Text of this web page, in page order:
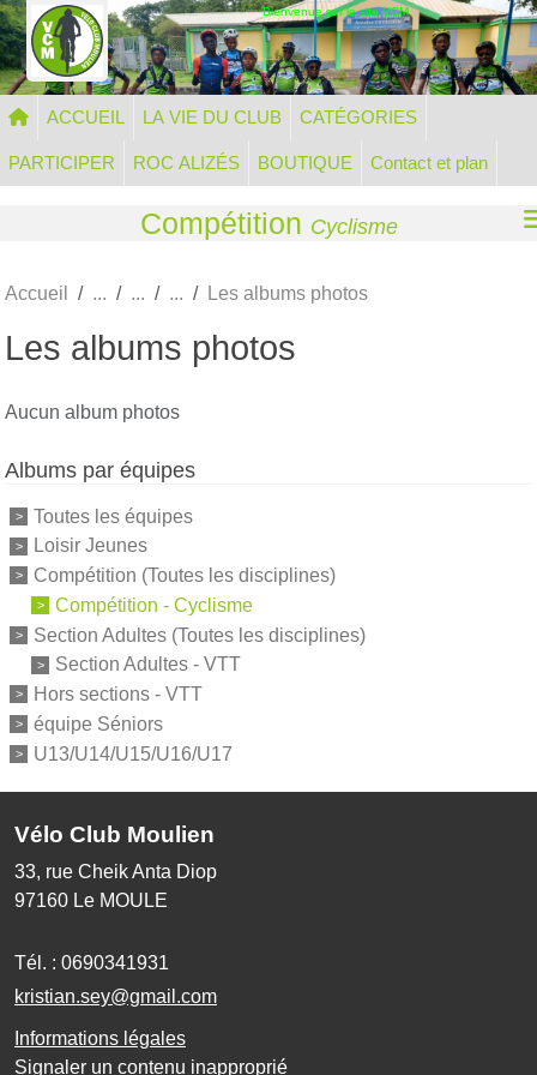
Bienvenue sur le site VCM
ACCUEIL LA VIE DU CLUB CATÉGORIES
PARTICIPER ROC ALIZÉS BOUTIQUE Contact et plan
Compétition Cyclisme
Accueil Les albums photos
Les albums photos
Aucun album photos
Albums par équipes
Toutes les équipes
Loisir Jeunes
Compétition (Toutes les disciplines)
Compétition - Cyclisme
Section Adultes (Toutes les disciplines)
Section Adultes - VTT
Hors sections - VTT
équipe Séniors
U13/U14/U15/U16/U17
Vélo Club Moulien
33, rue Cheik Anta Diop
97160 Le MOULE
Tél. : 0690341931
kristian.sey@gmail.com
Informations légales
Signaler un contenu inapproprié
Panneau de gestion des cookies